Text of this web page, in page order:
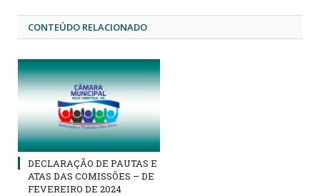
CONTEÚDO RELACIONADO
DECLARAÇÃO DE PAUTAS E
ATAS DAS COMISSÕES – DE
FEVEREIRO DE 2024